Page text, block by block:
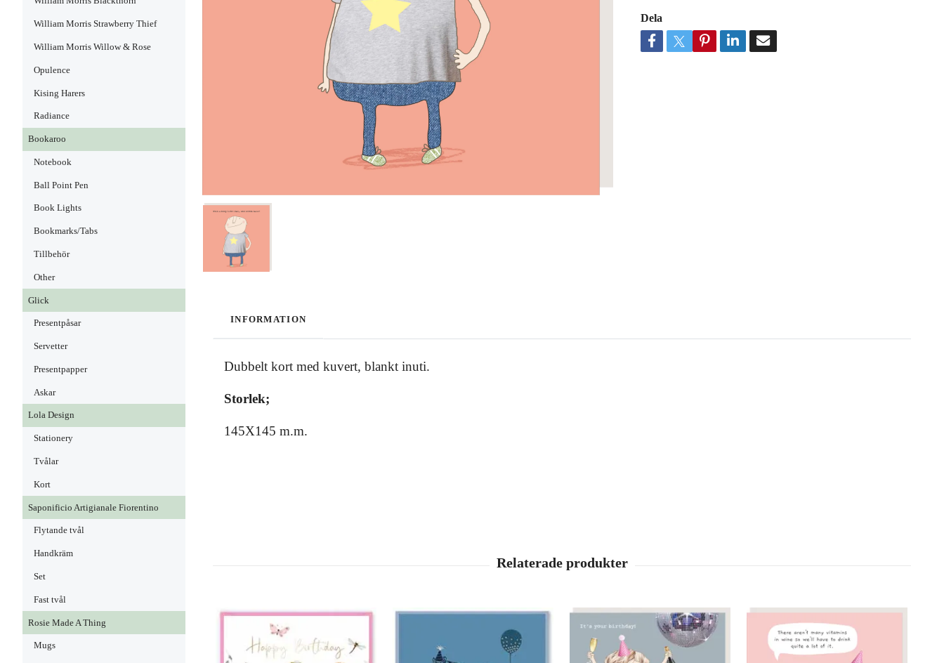
William Morris Strawberry Thief
William Morris Willow & Rose
Opulence
Kising Harers
Radiance
Bookaroo
Notebook
Ball Point Pen
Book Lights
Bookmarks/Tabs
Tillbehör
Other
Glick
Presentpåsar
Servetter
Presentpapper
Askar
Lola Design
Stationery
Tvålar
Kort
Saponificio Artigianale Fiorentino
Flytande tvål
Handkräm
Set
Fast tvål
Rosie Made A Thing
Mugs
Dela
INFORMATION
Dubbelt kort med kuvert, blankt inuti.
Storlek;
145X145 m.m.